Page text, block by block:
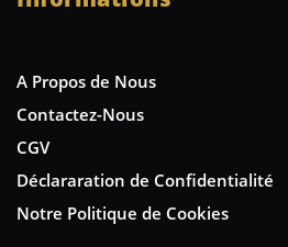
A Propos de Nous
Contactez-Nous
CGV
Déclararation de Confidentialité
Notre Politique de Cookies